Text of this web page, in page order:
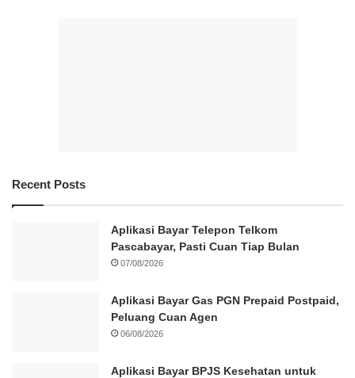
Recent Posts
Aplikasi Bayar Telepon Telkom
Pascabayar, Pasti Cuan Tiap Bulan
07/08/2026
Aplikasi Bayar Gas PGN Prepaid Postpaid,
Peluang Cuan Agen
06/08/2026
Aplikasi Bayar BPJS Kesehatan untuk